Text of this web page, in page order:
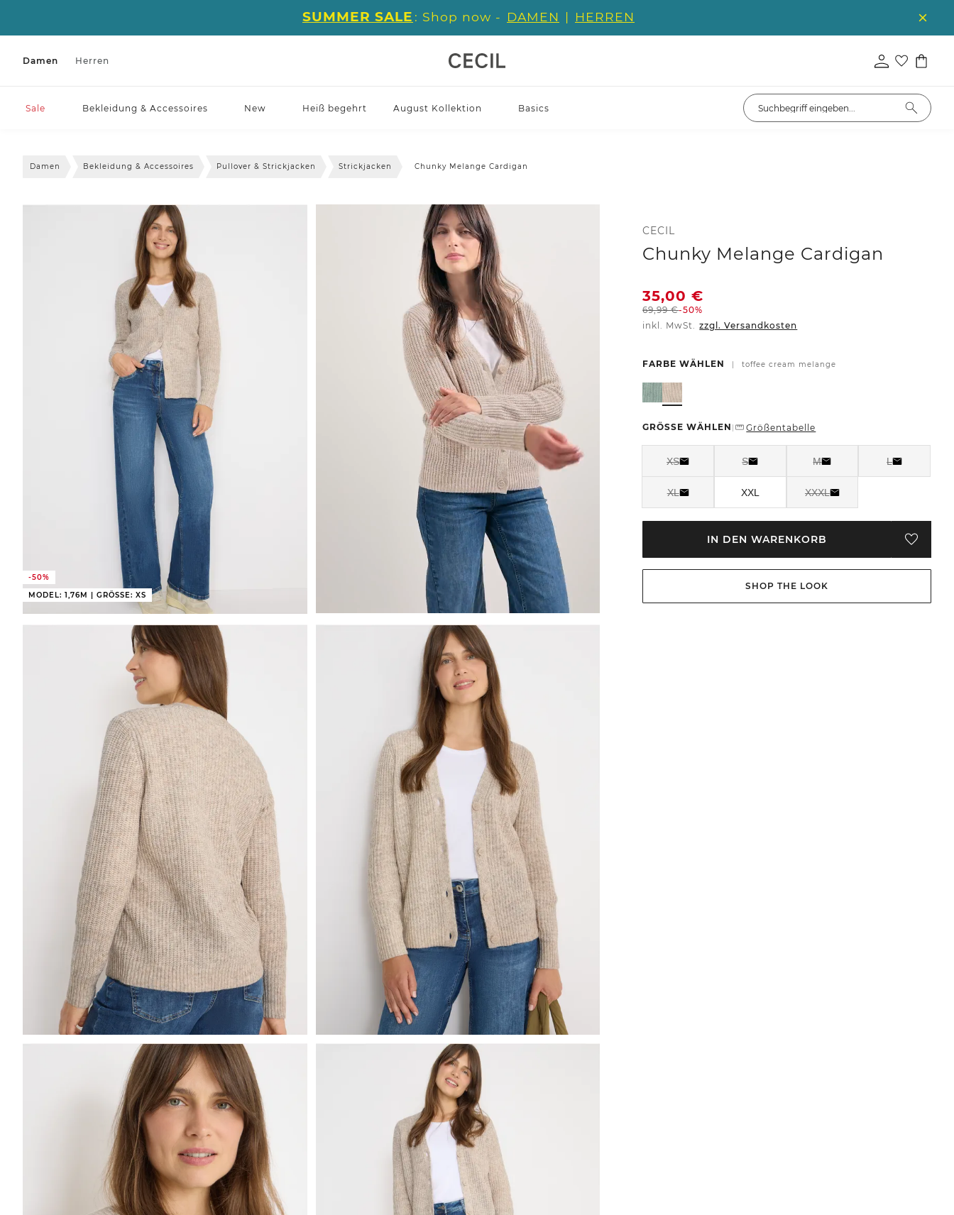
SUMMER SALE : Shop now - DAMEN | HERREN
Damen Herren
Sale Bekleidung & Accessoires New Heiß begehrt August Kollektion Basics
Damen Bekleidung & Accessoires Pullover & Strickjacken Strickjacken Chunky Melange Cardigan
-50%
MODEL: 1,76M | GRÖSSE: XS
CECIL
Chunky Melange Cardigan
35,00€
69,99€-50%
inkl. MwSt. zzgl. Versandkosten
FARBE WÄHLEN | toffee cream melange
GRÖSSE WÄHLEN | Größentabelle
XS S M L
XL XXL XXXL
IN DEN WARENKORB
SHOP THE LOOK